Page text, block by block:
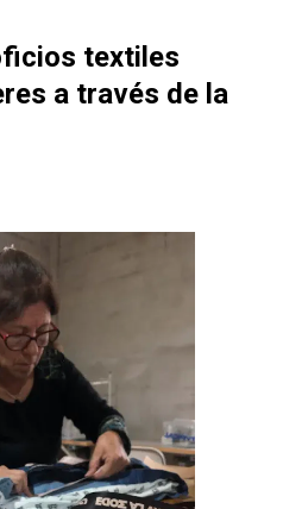
textiles
a través de la